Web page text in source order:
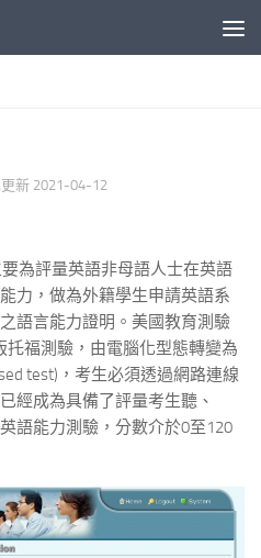
更新 2021-04-12
為評量英語非母語人士在英語
力，做為外籍學生申請英語系
語言能力證明。美國教育測驗
托福測驗，由電腦化型態轉變為
test)，考生必須透過網路連線
經成為具備了評量考生聽、
語能力測驗，分數介於0至120